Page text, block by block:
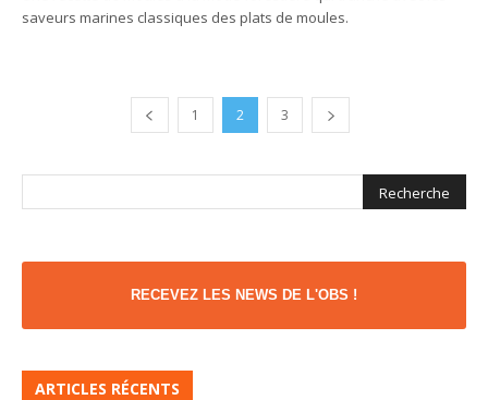
saveurs marines classiques des plats de moules.
1 2 3
RECEVEZ LES NEWS DE L'OBS !
ARTICLES RÉCENTS